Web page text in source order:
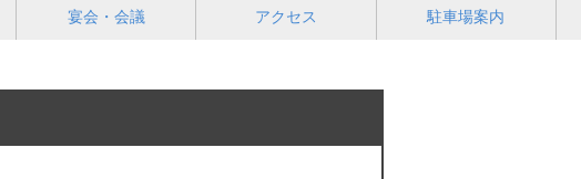
宴会・会議 アクセス 駐車場案内